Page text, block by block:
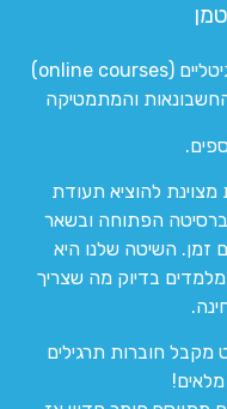
המרכז המוביל והמקצועי לקורסים דיגיטליים (online courses)
והמתמטיקה
מצוינת להוציא תעודת
הפתוחה ובשאר
זמן. השיטה שלנו היא
בדיוק מה שצריך
מקבל חוברות תרגילים